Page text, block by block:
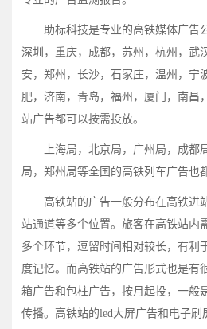
助标科技是专业的高铁媒体广告
深圳，重庆，成都，苏州，杭州，武
安，郑州，长沙，石家庄，温州，宁
肥，济南，青岛，福州，厦门，南昌
站广告都可以按需投放。
上海局，北京局，广州局，成都
局，郑州局等全国的高铁列车广告也
高铁站的广告一般分布在高铁进
站通道等多个位置。旅客在高铁站内
多个环节，逗留时间相对较长，有利
度记忆。而高铁站的广告形式也是有
箱广告和包柱广告，按月起投，一般
传播。高铁站的led大屏广告和电子